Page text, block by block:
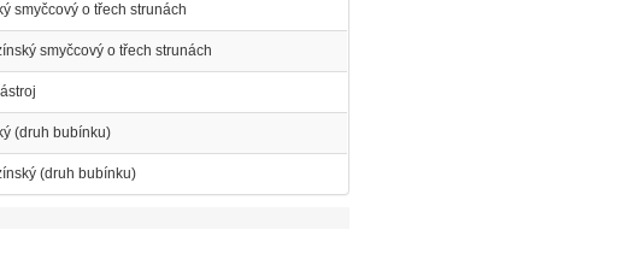
smyčcový o třech strunách
smyčcový o třech strunách
(druh bubínku)
(druh bubínku)